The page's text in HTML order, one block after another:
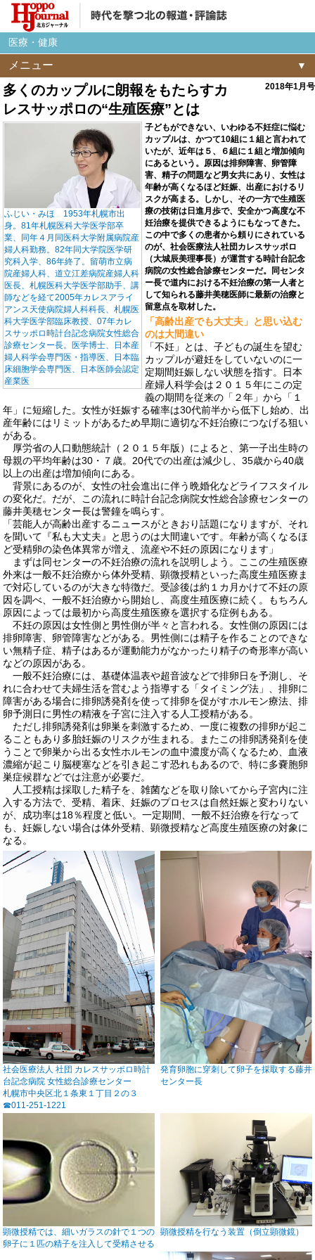
医療・健康
メニュー
多くのカップルに朗報をもたらすカ
レスサッポロの“生殖医療”とは
2018年1月号
ふじい・みほ 1953年札幌市出
身。81年札幌医科大学医学部卒
業、同年４月同医科大学附属病院産
婦人科勤務。82年同大学院医学研
究科入学、86年終了。留萌市立病
院産婦人科、道立江差病院産婦人科
医長、札幌医科大学医学部助手、講
師などを経て2005年カレスアライ
アンス天使病院婦人科科長、札幌医
科大学医学部臨床教授、07年カレ
スサッポロ時計台記念病院女性総合
診療センター長。医学博士、日本産
婦人科学会専門医・指導医、日本臨
床細胞学会専門医、日本医師会認定
産業医
子どもができない、いわゆる不妊症に悩む
カップルは、かつて10組に１組と言われて
いたが、近年は５、６組に１組と増加傾向
にあるという。原因は排卵障害、卵管障
害、精子の問題など男女共にあり、女性は
年齢が高くなるほど妊娠、出産におけるリ
スクが高まる。しかし、その一方で生殖医
療の技術は日進月歩で、安全かつ高度な不
妊治療を提供できるようにもなってきた。
この中で多くの患者から頼りにされている
のが、社会医療法人社団カレスサッポロ
（大城辰美理事長）が運営する時計台記念
病院の女性総合診療センターだ。同センタ
ー長で道内における不妊治療の第一人者と
して知られる藤井美穂医師に最新の治療と
留意点を取材した。
「高齢出産でも大丈夫」と思い込む
のは大間違い
「不妊」とは、子どもの誕生を望む
カップルが避妊をしていないのに一
定期間妊娠しない状態を指す。日本
産婦人科学会は２０１５年にこの定
義の期間を従来の「２年」から「１
年」に短縮した。女性が妊娠する確率は30代前半から低下し始め、出
産年齢にはリミットがあるため早期に適切な不妊治療につなげる狙い
がある。
厚労省の人口動態統計（２０１５年版）によると、第一子出生時の
母親の平均年齢は30・７歳。20代での出産は減少し、35歳から40歳
以上の出産は増加傾向にある。
背景にあるのが、女性の社会進出に伴う晩婚化などライフスタイル
の変化だ。だが、この流れに時計台記念病院女性総合診療センターの
藤井美穂センター長は警鐘を鳴らす。
「芸能人が高齢出産するニュースがときおり話題になりますが、それ
を聞いて『私も大丈夫』と思うのは大間違いです。年齢が高くなるほ
ど受精卵の染色体異常が増え、流産や不妊の原因になります」
まずは同センターの不妊治療の流れを説明しよう。ここの生殖医療
外来は一般不妊治療から体外受精、顕微授精といった高度生殖医療ま
で対応しているのが大きな特徴だ。受診後は約１カ月かけて不妊の原
因を調べ、一般不妊治療から開始し、高度生殖医療に続く。もちろん
原因によっては最初から高度生殖医療を選択する症例もある。
不妊の原因は女性側と男性側が半々と言われる。女性側の原因には
排卵障害、卵管障害などがある。男性側には精子を作ることのできな
い無精子症、精子はあるが運動能力がなかったり精子の奇形率が高い
などの原因がある。
一般不妊治療には、基礎体温表や超音波などで排卵日を予測し、そ
れに合わせて夫婦生活を営むよう指導する「タイミング法」、排卵に
障害がある場合に排卵誘発剤を使って排卵を促がすホルモン療法、排
卵予測日に男性の精液を子宮に注入する人工授精がある。
ただし排卵誘発剤は卵巣を刺激するため、一度に複数の排卵が起こ
ることもあり多胎妊娠のリスクが生まれる。またこの排卵誘発剤を使
うことで卵巣から出る女性ホルモンの血中濃度が高くなるため、血液
濃縮が起こり脳梗塞などを引き起こす恐れもあるので、特に多嚢胞卵
巣症候群などでは注意が必要だ。
人工授精は採取した精子を、雑菌などを取り除いてから子宮内に注
入する方法で、受精、着床、妊娠のプロセスは自然妊娠と変わりない
が、成功率は18％程度と低い。一定期間、一般不妊治療を行なって
も、妊娠しない場合は体外受精、顕微授精など高度生殖医療の対象に
なる。
社会医療法人 社団 カレスサッポロ時計
台記念病院 女性総合診療センター
札幌市中央区北１条東１丁目２の３
☎011-251-1221
発育卵胞に穿刺して卵子を採取する藤井
センター長
顕微授精では、細いガラスの針で１つの
卵子に１匹の精子を注入して受精させる
顕微授精を行なう装置（倒立顕微鏡）